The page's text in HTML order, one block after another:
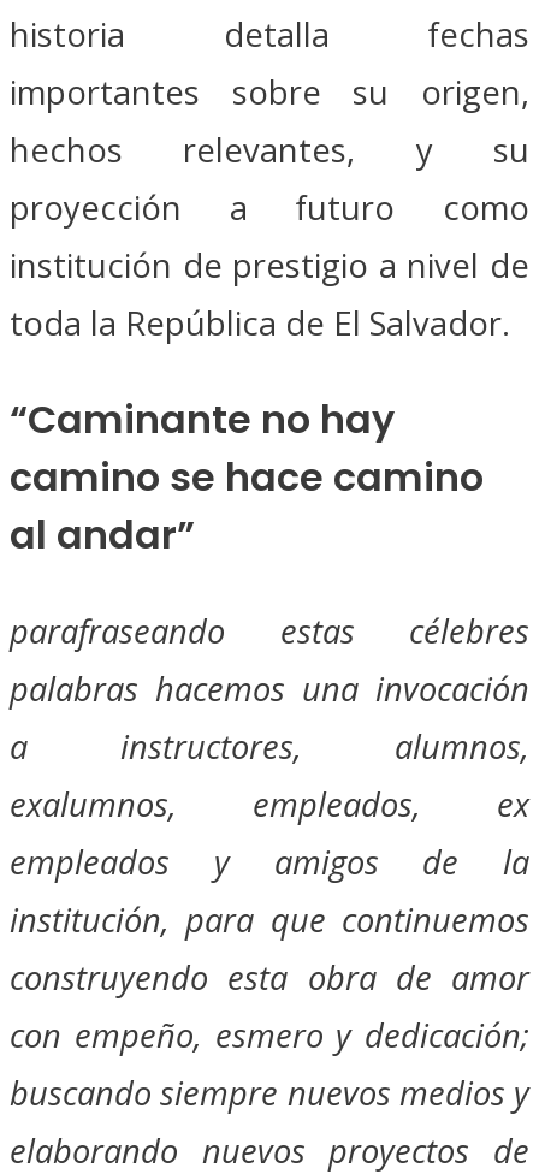
historia detalla fechas
importantes sobre su origen,
hechos relevantes, y su
proyección a futuro como
institución de prestigio a nivel de
toda la República de El Salvador.
“Caminante no hay
camino se hace camino
al andar”
parafraseando estas célebres
palabras hacemos una invocación
a instructores, alumnos,
exalumnos, empleados, ex
empleados y amigos de la
institución, para que continuemos
construyendo esta obra de amor
con empeño, esmero y dedicación;
buscando siempre nuevos medios y
elaborando nuevos proyectos de